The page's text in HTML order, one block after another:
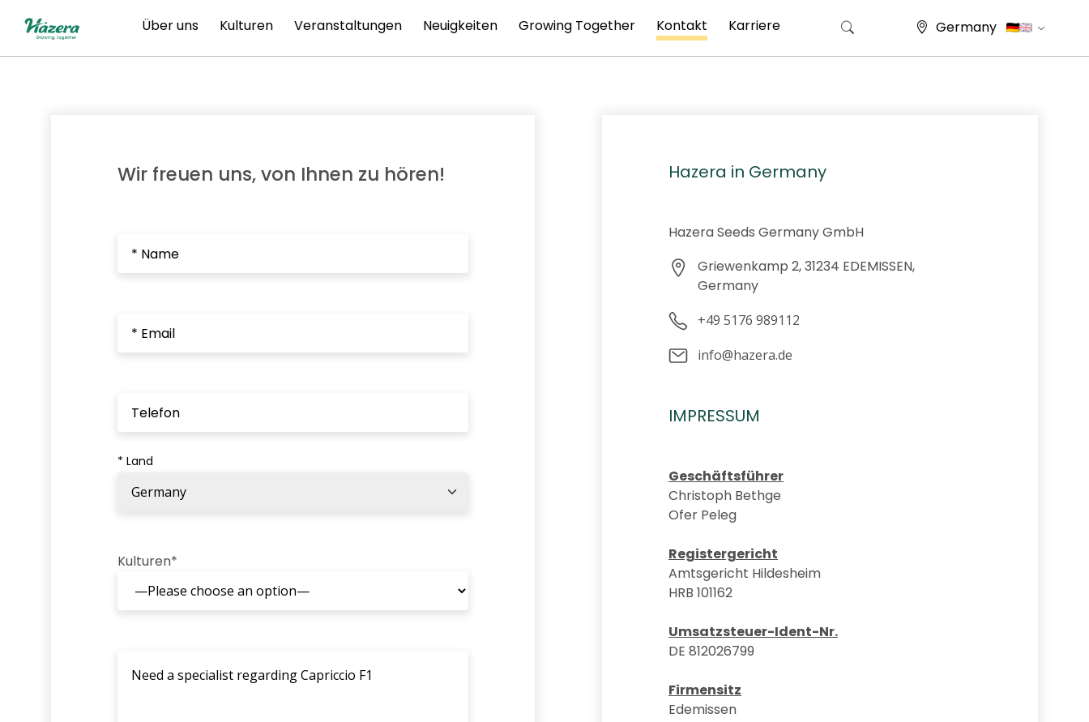
Inhalt
Über uns Kulturen Veranstaltungen Neuigkeiten Growing Together Kontakt Karriere Germany
Wir freuen uns, von Ihnen zu hören!
* Land
Kulturen*
Hazera in Germany
Hazera Seeds Germany GmbH
Griewenkamp 2, 31234 EDEMISSEN,
Germany
+49 5176 989112
info@hazera.de
IMPRESSUM
Geschäftsführer
Christoph Bethge
Ofer Peleg
Registergericht
Amtsgericht Hildesheim
HRB 101162
Umsatzsteuer-Ident-Nr.
DE 812026799
Firmensitz
Edemissen